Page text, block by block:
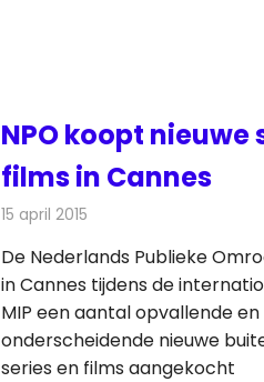
NPO koopt nieuwe
films in Cannes
15 april 2015
De Nederlands Publieke
in Cannes tijdens de
MIP een aantal opvallende en
onderscheidende nieuwe
series en films aangekocht